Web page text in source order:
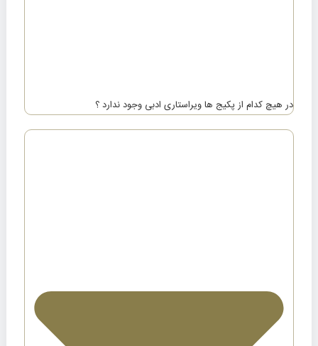
در هیچ کدام از پکیج ها ویراستاری ادبی وجود ندارد ؟